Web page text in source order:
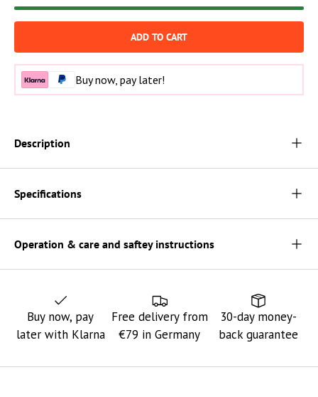
ADD TO CART
Buy now, pay later!
Description
Specifications
Operation & care and saftey instructions
Buy now, pay
later with Klarna
Free delivery from
€79 in Germany
30-day money-
back guarantee